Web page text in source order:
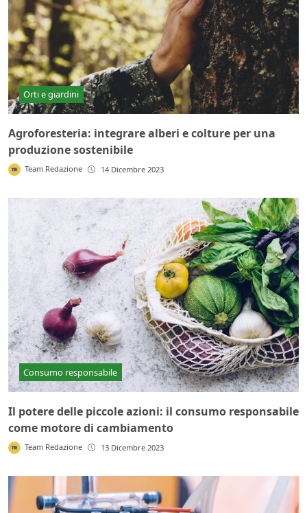
Orti e giardini
Agroforesteria: integrare alberi e colture per una
produzione sostenibile
Team Redazione 14 Dicembre 2023
Consumo responsabile
Il potere delle piccole azioni: il consumo responsabile
come motore di cambiamento
Team Redazione 13 Dicembre 2023